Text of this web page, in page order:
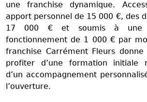
une franchise dynamique.
apport personnel de 15 000 €, des
17 000 € et soumis à une
fonctionnement de 1 000 € par
franchise Carrément Fleurs donne
profiter d’une formation initiale
d’un accompagnement
l’ouverture.